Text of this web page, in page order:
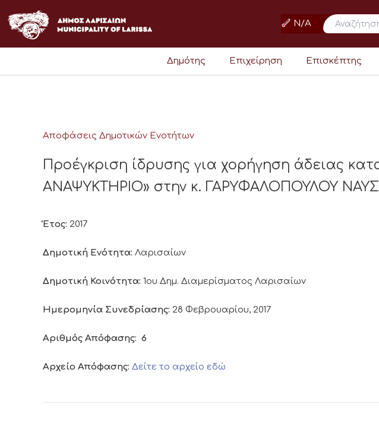
στο
περιεχόμενο
N/A
Δημότης Επιχείρηση Επισκέπτης
Αποφάσεις Δημοτικών Ενοτήτων
Προέγκριση ίδρυσης για χορήγηση άδειας
ΑΝΑΨΥΚΤΗΡΙΟ» στην κ. ΓΑΡΥΦΑΛΟΠΟΥΛΟΥ
Έτος: 2017
Δημοτική Ενότητα: Λαρισαίων
Δημοτική Κοινότητα: 1ου Δημ. Διαμερίσματος Λαρισαίων
Ημερομηνία Συνεδρίασης: 28 Φεβρουαρίου, 2017
Αριθμός Απόφασης: 6
Αρχείο Απόφασης: Δείτε το αρχείο εδώ